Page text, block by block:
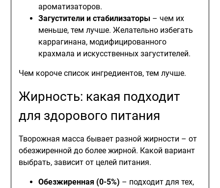
ароматизаторов.
Загустители и стабилизаторы – чем их
меньше, тем лучше. Желательно избегать
каррагинана, модифицированного
крахмала и искусственных загустителей.
Чем короче список ингредиентов, тем лучше.
Жирность: какая подходит
для здорового питания
Творожная масса бывает разной жирности – от
обезжиренной до более жирной. Какой вариант
выбрать, зависит от целей питания.
Обезжиренная (0-5%) – подходит для тех,